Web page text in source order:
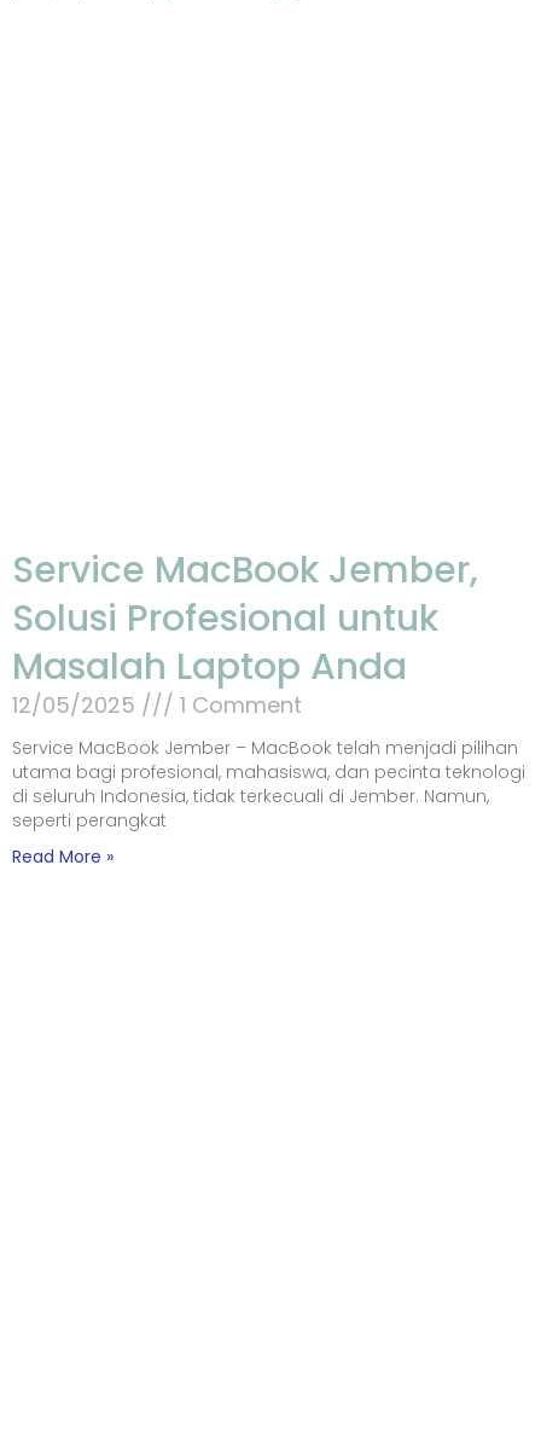
Service MacBook Jember,
Solusi Profesional untuk
Masalah Laptop Anda
12/05/2025 1 Comment
Service MacBook Jember – MacBook telah menjadi pilihan
utama bagi profesional, mahasiswa, dan pecinta teknologi
di seluruh Indonesia, tidak terkecuali di Jember. Namun,
seperti perangkat
Read More »